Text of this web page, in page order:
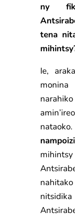
ny
tena
Ie,